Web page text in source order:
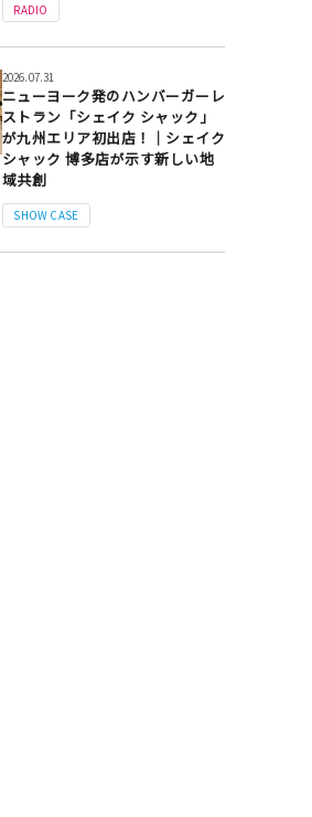
RADIO
2026.07.31
ニューヨーク発のハンバーガーレ
ストラン「シェイク シャック」
が九州エリア初出店！｜シェイク
シャック 博多店が示す新しい地
域共創
SHOW CASE